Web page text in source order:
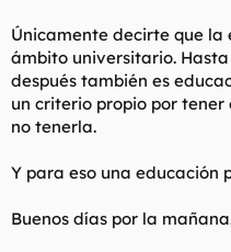
título universitario.
Únicamente decirte que la
ámbito universitario.
después también es
un criterio propio por
no tenerla.
Y para eso una educación
Buenos días por la